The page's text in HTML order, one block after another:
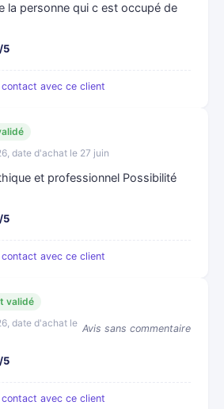
la personne qui c est occupé de
5
contact avec ce client
date d'achat le 27 juin
et professionnel Possibilité
5
contact avec ce client
validé
date d'achat le Avis sans commentaire
5
contact avec ce client